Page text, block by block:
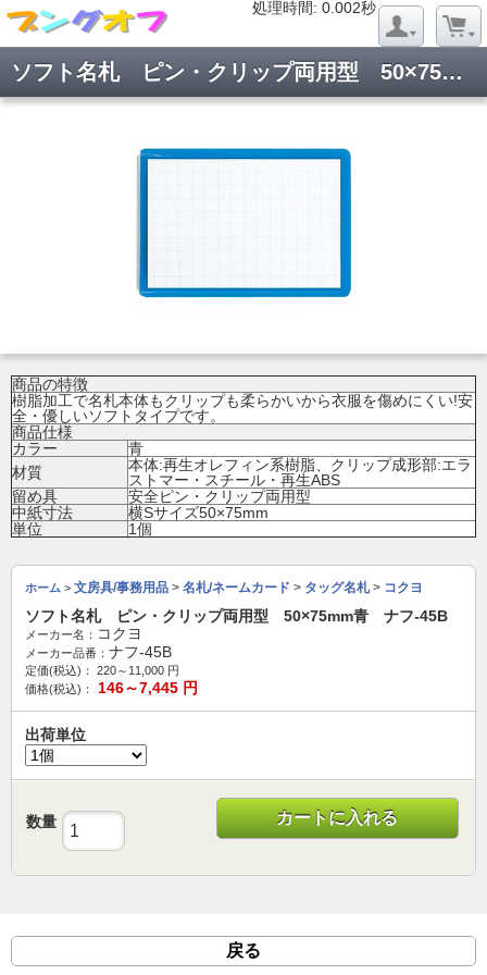
処理時間: 0.002秒
ソフト名札 ピン・クリップ両用型 50×75mm青 ナフ-45B
商品の特徴
樹脂加工で名札本体もクリップも柔らかいから衣服を傷めにくい!安
全・優しいソフトタイプです。
商品仕様
カラー
青
材質
本体:再生オレフィン系樹脂、クリップ成形部:エラ
ストマー・スチール・再生ABS
留め具
安全ピン・クリップ両用型
中紙寸法
横Sサイズ50×75mm
単位
1個
ホーム > 文房具/事務用品 > 名札/ネームカード > タッグ名札> コクヨ
ソフト名札 ピン・クリップ両用型 50×75mm青 ナフ-45B
メーカー名： コクヨ
メーカー品番： ナフ-45B
定価(税込)： 220～11,000 円
価格(税込)：
146～7,445 円
出荷単位
数量 カートに入れる
戻る
処理時間: 0.022秒